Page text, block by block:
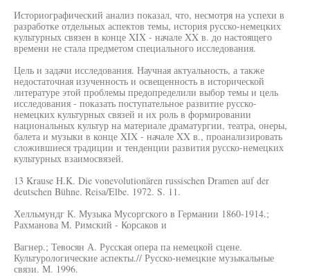
Историографический анализ показал, что, несмотря на успехи в
разработке отдельных аспектов темы, история русско-немецких
культурных связен в конце XIX - начале XX в. до настоящего
времени не стала предметом специального исследования.
Цель и задачи исследования. Научная актуальность, а также
недостаточная изученность и освещенность в исторической
литературе этой проблемы предопределили выбор темы и цель
исследования - показать поступательное развитие русско-
немецких культурных связей и их роль в формировании
национальных культур на материале драматургии, театра, онеры,
балета и музыки в конце XIX - начале XX в., проанализировать
сложившиеся традиции и тенденции развития русско-немецких
культурных взаимосвязей.
13 Krause H.K. Die vonevolutionären russischen Dramen auf der
deutschen Bühne. Reisa/Elbe. 1972. S. 11.
Хелльмундг К. Музыка Мусоргского в Германии 1860-1914.;
Рахманова М. Римский - Корсаков и
Вагнер.; Тевосян А. Русская опера па немецкой сцене.
Культурологические аспекты.// Русско-немецкие музыкальные
связи. М. 1996.